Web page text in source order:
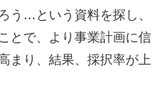
う…という資料を探し、
とで、より事業計画に信
まり、結果、採択率が上